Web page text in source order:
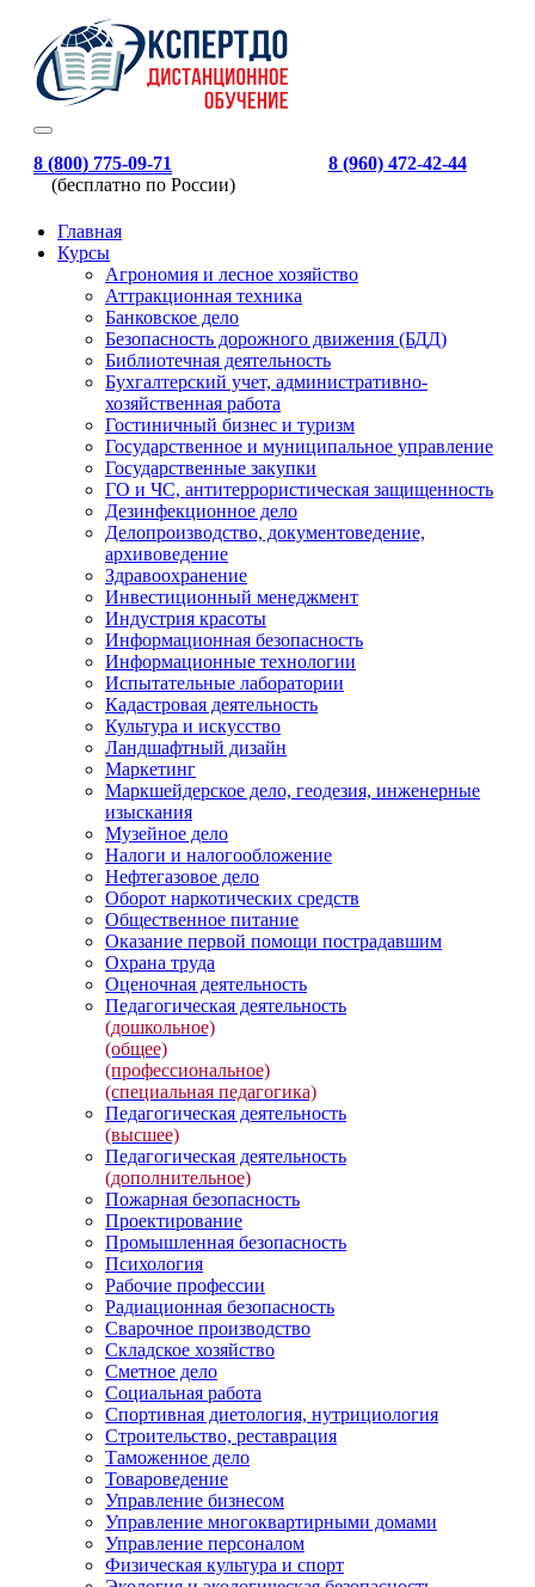
8 (800) 775-09-71
(бесплатно по России)
8 (960) 472-42-44
Главная
Курсы
Агрономия и лесное хозяйство
Аттракционная техника
Банковское дело
Безопасность дорожного движения (БДД)
Библиотечная деятельность
Бухгалтерский учет, административно-
хозяйственная работа
Гостиничный бизнес и туризм
Государственное и муниципальное управление
Государственные закупки
ГО и ЧС, антитеррористическая защищенность
Дезинфекционное дело
Делопроизводство, документоведение,
архивоведение
Здравоохранение
Инвестиционный менеджмент
Индустрия красоты
Информационная безопасность
Информационные технологии
Испытательные лаборатории
Кадастровая деятельность
Культура и искусство
Ландшафтный дизайн
Маркетинг
Маркшейдерское дело, геодезия, инженерные
изыскания
Музейное дело
Налоги и налогообложение
Нефтегазовое дело
Оборот наркотических средств
Общественное питание
Оказание первой помощи пострадавшим
Охрана труда
Оценочная деятельность
Педагогическая деятельность
(дошкольное)
(общее)
(профессиональное)
(специальная педагогика)
Педагогическая деятельность
(высшее)
Педагогическая деятельность
(дополнительное)
Пожарная безопасность
Проектирование
Промышленная безопасность
Психология
Рабочие профессии
Радиационная безопасность
Сварочное производство
Складское хозяйство
Сметное дело
Социальная работа
Спортивная диетология, нутрициология
Строительство, реставрация
Таможенное дело
Товароведение
Управление бизнесом
Управление многоквартирными домами
Управление персоналом
Физическая культура и спорт